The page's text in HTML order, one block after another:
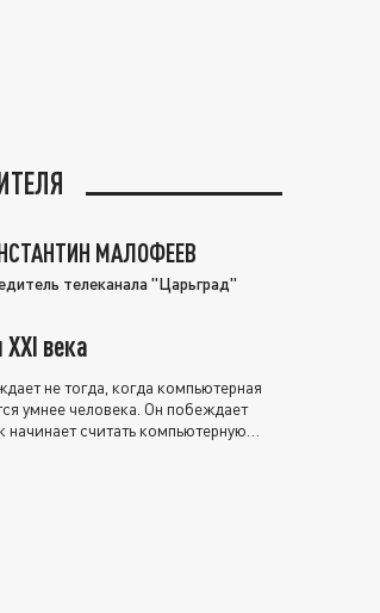
МАЛОФЕЕВ
телеканала "Царьград"
века
не тогда, когда компьютерная
умнее человека. Он побеждает
начинает считать компьютерную